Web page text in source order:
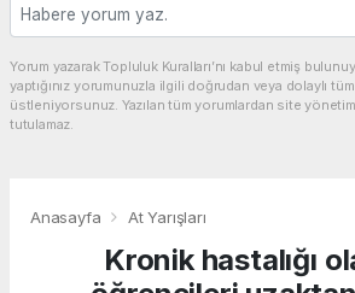
Yorum yazarak Topluluk Kuralları’nı kabul etmiş
yaptığınız yorumunuzla ilgili doğrudan veya dolaylı
üstleniyorsunuz. Yazılan tüm yorumlardan site
tutulamaz.
Anasayfa At Yarışları
Kronik hastalığı